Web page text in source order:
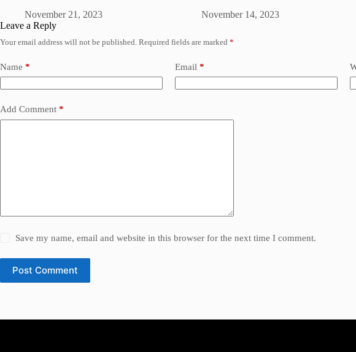
November 21, 2023
November 14, 2023
Leave a Reply
Your email address will not be published. Required fields are marked *
Name * Email *
Add Comment *
Save my name, email and website in this browser for the next time I comment.
Post Comment